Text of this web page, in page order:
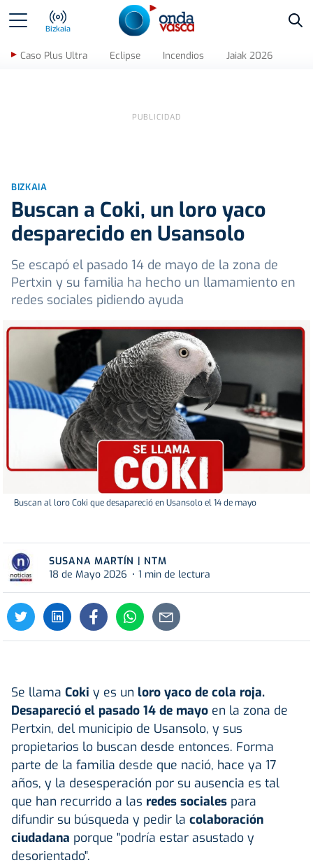
Bizkaia
Caso Plus Ultra Eclipse Incendios Jaiak 2026
BIZKAIA
Buscan a Coki, un loro yaco
desparecido en Usansolo
Se escapó el pasado 14 de mayo de la zona de
Pertxin y su familia ha hecho un llamamiento en
redes sociales pidiendo ayuda
Buscan al loro Coki que desapareció en Usansolo el 14 de mayo
SUSANA MARTÍN | NTM
18 de Mayo 2026
1 min de lectura
Se llama Coki y es un loro yaco de cola roja.
Desapareció el pasado 14 de mayo en la zona de
Pertxin, del municipio de Usansolo, y sus
propietarios lo buscan desde entonces. Forma
parte de la familia desde que nació, hace ya 17
años, y la desesperación por su ausencia es tal
que han recurrido a las redes sociales para
difundir su búsqueda y pedir la colaboración
ciudadana porque "podría estar asustado y
desorientado".